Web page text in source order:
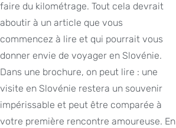
faire du kilométrage. Tout cela devrait
aboutir à un article que vous
commencez à lire et qui pourrait vous
donner envie de voyager en Slovénie.
Dans une brochure, on peut lire : une
visite en Slovénie restera un souvenir
impérissable et peut être comparée à
votre première rencontre amoureuse. En